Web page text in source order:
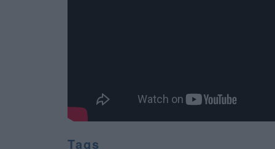
Tags